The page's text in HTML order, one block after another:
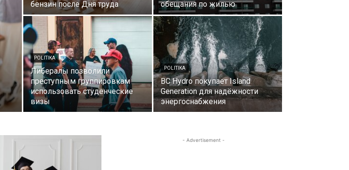
бензин после Дня труда
обещания по жилью
POLITIKA
Либералы позволили
преступным группировкам
использовать студенческие
визы
POLITIKA
BC Hydro покупает Island
Generation для надёжности
энергоснабжения
- Advertisement -